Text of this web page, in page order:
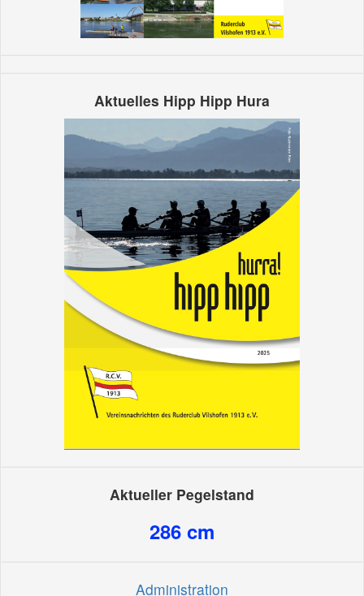
Aktuelles Hipp Hipp Hura
Aktueller Pegelstand
286 cm
Administration